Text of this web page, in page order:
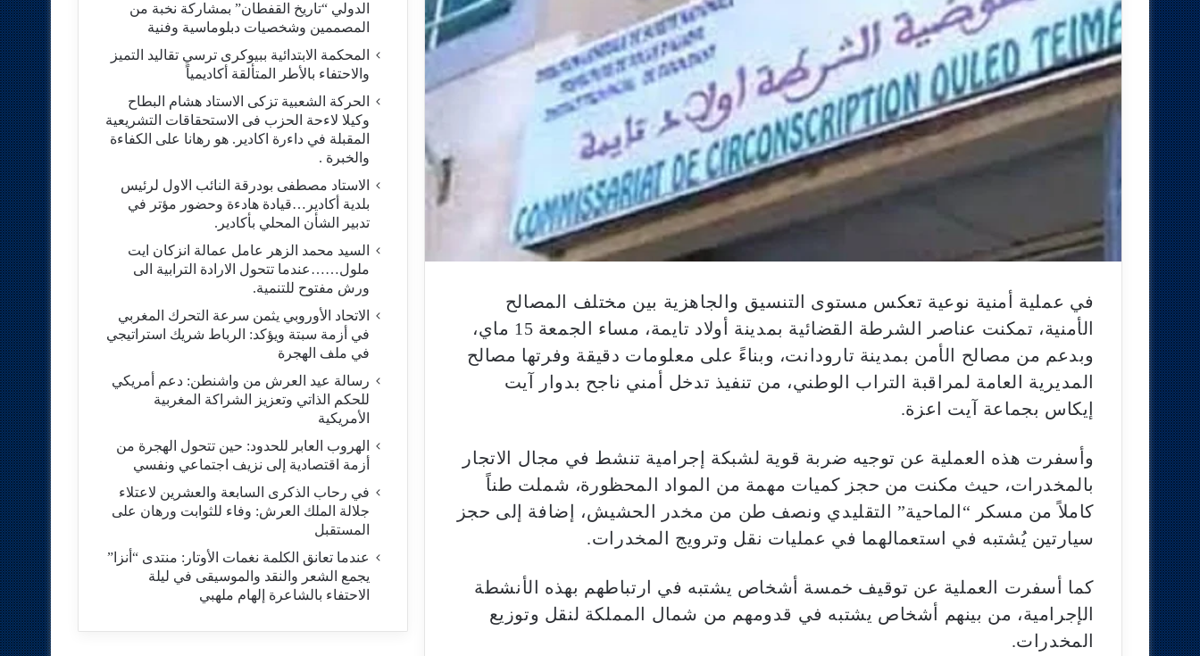
في عملية أمنية نوعية تعكس مستوى التنسيق والجاهزية بين مختلف المصالح
الأمنية، تمكنت عناصر الشرطة القضائية بمدينة أولاد تايمة، مساء الجمعة 15 ماي،
وبدعم من مصالح الأمن بمدينة تارودانت، وبناءً على معلومات دقيقة وفرتها مصالح
المديرية العامة لمراقبة التراب الوطني، من تنفيذ تدخل أمني ناجح بدوار آيت
إيكاس بجماعة آيت اعزة.
وأسفرت هذه العملية عن توجيه ضربة قوية لشبكة إجرامية تنشط في مجال الاتجار
بالمخدرات، حيث مكنت من حجز كميات مهمة من المواد المحظورة، شملت طناً
كاملاً من مسكر “الماحية” التقليدي ونصف طن من مخدر الحشيش، إضافة إلى حجز
سيارتين يُشتبه في استعمالهما في عمليات نقل وترويج المخدرات.
كما أسفرت العملية عن توقيف خمسة أشخاص يشتبه في ارتباطهم بهذه الأنشطة
الإجرامية، من بينهم أشخاص يشتبه في قدومهم من شمال المملكة لنقل وتوزيع
المخدرات.
الدولي “تاريخ القفطان” بمشاركة نخبة من
المصممين وشخصيات دبلوماسية وفنية
المحكمة الابتدائية ببيوكرى ترسي تقاليد التميز
والاحتفاء بالأطر المتألقة أكاديمياً
الحركة الشعبية تزكى الاستاد هشام البطاح
وكيلا لاءحة الحزب فى الاستحقاقات التشريعية
المقبلة في داءرة اكادير. هو رهانا على الكفاءة
والخبرة .
الاستاد مصطفى بودرقة النائب الاول لرئيس
بلدية أكادير…قيادة هادءة وحضور مؤتر في
تدبير الشأن المحلي بأكادير.
السيد محمد الزهر عامل عمالة انزكان ايت
ملول……عندما تتحول الارادة الترابية الى
ورش مفتوح للتنمية.
الاتحاد الأوروبي يثمن سرعة التحرك المغربي
في أزمة سبتة ويؤكد: الرباط شريك استراتيجي
في ملف الهجرة
رسالة عيد العرش من واشنطن: دعم أمريكي
للحكم الذاتي وتعزيز الشراكة المغربية
الأمريكية
​الهروب العابر للحدود: حين تتحول الهجرة من
أزمة اقتصادية إلى نزيف اجتماعي ونفسي
في رحاب الذكرى السابعة والعشرين لاعتلاء
جلالة الملك العرش: وفاء للثوابت ورهان على
المستقبل
​عندما تعانق الكلمة نغمات الأوتار: منتدى “أنزا”
يجمع الشعر والنقد والموسيقى في ليلة
الاحتفاء بالشاعرة إلهام ملهبي